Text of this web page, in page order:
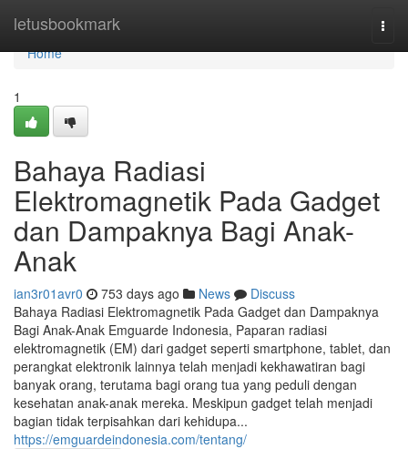
letusbookmark
Home
Home
1
Bahaya Radiasi
Elektromagnetik Pada Gadget
dan Dampaknya Bagi Anak-
Anak
ian3r01avr0 753 days ago News
Discuss
Bahaya Radiasi Elektromagnetik Pada Gadget dan Dampaknya
Bagi Anak-Anak Emguarde Indonesia, Paparan radiasi
elektromagnetik (EM) dari gadget seperti smartphone, tablet, dan
perangkat elektronik lainnya telah menjadi kekhawatiran bagi
banyak orang, terutama bagi orang tua yang peduli dengan
kesehatan anak-anak mereka. Meskipun gadget telah menjadi
bagian tidak terpisahkan dari kehidupa...
https://emguardeindonesia.com/tentang/